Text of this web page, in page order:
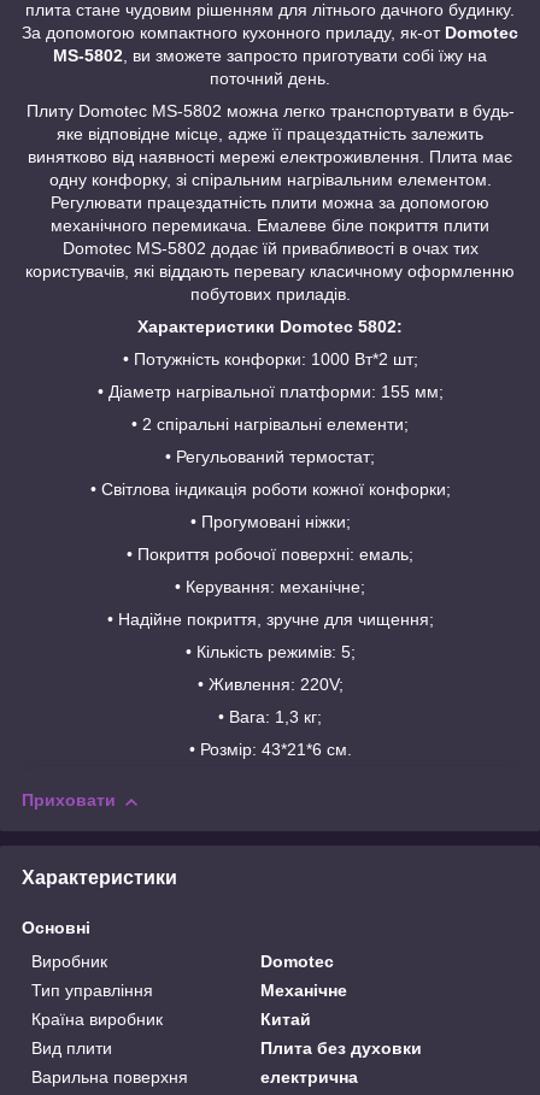
плита стане чудовим рішенням для літнього дачного будинку.
За допомогою компактного кухонного приладу, як-от Domotec
MS-5802, ви зможете запросто приготувати собі їжу на
поточний день.
Плиту Domotec MS-5802 можна легко транспортувати в будь-
яке відповідне місце, адже її працездатність залежить
винятково від наявності мережі електроживлення. Плита має
одну конфорку, зі спіральним нагрівальним елементом.
Регулювати працездатність плити можна за допомогою
механічного перемикача. Емалеве біле покриття плити
Domotec MS-5802 додає їй привабливості в очах тих
користувачів, які віддають перевагу класичному оформленню
побутових приладів.
Характеристики Domotec 5802:
• Потужність конфорки: 1000 Вт*2 шт;
• Діаметр нагрівальної платформи: 155 мм;
• 2 спіральні нагрівальні елементи;
• Регульований термостат;
• Світлова індикація роботи кожної конфорки;
• Прогумовані ніжки;
• Покриття робочої поверхні: емаль;
• Керування: механічне;
• Надійне покриття, зручне для чищення;
• Кількість режимів: 5;
• Живлення: 220V;
• Вага: 1,3 кг;
• Розмір: 43*21*6 см.
Приховати
Характеристики
Основні
Виробник
Domotec
Тип управління
Механічне
Країна виробник
Китай
Вид плити
Плита без духовки
Варильна поверхня
електрична